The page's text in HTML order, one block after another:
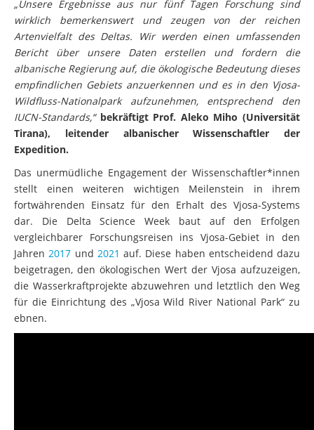
„Unsere Ergebnisse aus nur fünf Tagen Forschung sind
wirklich bemerkenswert und zeugen von der reichen
Artenvielfalt des Deltas. Wir werden einen umfassenden
Bericht über unsere Daten erstellen und fordern die
albanische Regierung auf, die ökologische Bedeutung dieses
empfindlichen Gebiets anzuerkennen und es in den Vjosa-
Wildfluss-Nationalpark aufzunehmen, entsprechend den
IUCN-Standards,“ bekräftigt Prof. Aleko Miho (Universität
Tirana), leitender albanischer Wissenschaftler der
Expedition.
Das unermüdliche Engagement der Wissenschaftler*innen
stellt einen weiteren wichtigen Meilenstein in ihrem
fortwährenden Einsatz für den Erhalt des Vjosa-Systems
dar. Die Delta Science Week baut auf den Erfolgen
vergleichbarer Forschungsreisen ins Vjosa-Gebiet in den
Jahren2017 und 2021 auf. Diese haben entscheidend dazu
beigetragen, den ökologischen Wert der Vjosa aufzuzeigen,
die Wasserkraftprojekte abzuwehren und letztlich den Weg
für die Einrichtung des „Vjosa Wild River National Park“ zu
ebnen.